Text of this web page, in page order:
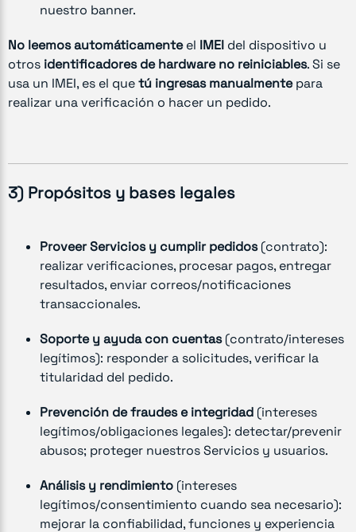
nuestro banner.
No leemos automáticamenteel IMEI del dispositivo u
otros identificadores de hardware no reiniciables. Si se
usa un IMEI, es el quetú ingresas manualmentepara
realizar una verificación o hacer un pedido.
3) Propósitos y bases legales
Proveer Servicios y cumplir pedidos(contrato):
realizar verificaciones, procesar pagos, entregar
resultados, enviar correos/notificaciones
transaccionales.
Soporte y ayuda con cuentas(contrato/intereses
legítimos): responder a solicitudes, verificar la
titularidad del pedido.
Prevención de fraudes e integridad (intereses
legítimos/obligaciones legales): detectar/prevenir
abusos; proteger nuestros Servicios y usuarios.
Análisis y rendimiento (intereses
legítimos/consentimiento cuando sea necesario):
mejorar la confiabilidad, funciones y experiencia